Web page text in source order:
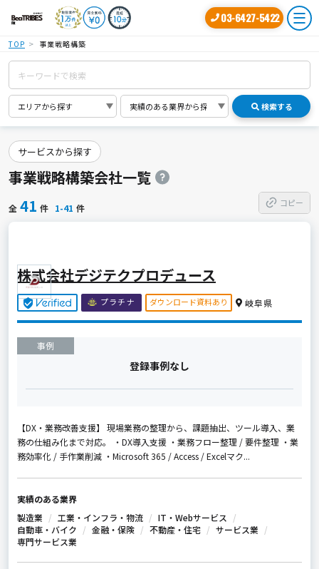
03-6427-5422
TOP 事業戦略構築
検索する
サービスから探す
事業戦略構築会社一覧
コピー
全 41 件 1-41 件
株式会社デジテクプロデュース
プラチナ ダウンロード資料あり 岐阜県
事例
登録事例なし
【DX・業務改善支援】 現場業務の整理から、課題抽出、ツール導入、業
務の仕組み化まで対応。 ・DX導入支援 ・業務フロー整理 / 要件整理 ・業
務効率化 / 手作業削減 ・Microsoft 365 / Access / Excelマク...
実績のある業界
製造業
工業・インフラ・物流
IT・Webサービス
自動車・バイク
金融・保険 不動産・住宅
サービス業
専門サービス業